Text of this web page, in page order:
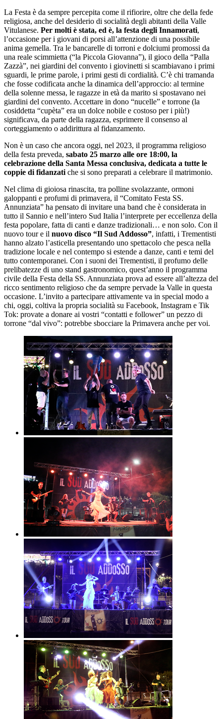
La Festa è da sempre percepita come il rifiorire, oltre che della fede
religiosa, anche del desiderio di socialità degli abitanti della Valle
Vitulanese. Per molti è stata, ed è, la festa degli Innamorati,
l’occasione per i giovani di porsi all’attenzione di una possibile
anima gemella. Tra le bancarelle di torroni e dolciumi promossi da
una reale scimmietta (“la Piccola Giovanna”), il gioco della “Palla
Zazzà”, nei giardini del convento i giovinetti si scambiavano i primi
sguardi, le prime parole, i primi gesti di cordialità. C’è chi tramanda
che fosse codificata anche la dinamica dell’approccio: al termine
della solenne messa, le ragazze in età da marito si spostavano nei
giardini del convento. Accettare in dono “nucelle” e torrone (la
cosiddetta “cupèta” era un dolce nobile e costoso per i più!)
significava, da parte della ragazza, esprimere il consenso al
corteggiamento o addirittura al fidanzamento.
Non è un caso che ancora oggi, nel 2023, il programma religioso
della festa preveda, sabato 25 marzo alle ore 18:00, la
celebrazione della Santa Messa conclusiva, dedicata a tutte le
coppie di fidanzati che si sono preparati a celebrare il matrimonio.
Nel clima di gioiosa rinascita, tra polline svolazzante, ormoni
galoppanti e profumi di primavera, il “Comitato Festa SS.
Annunziata” ha pensato di invitare una band che è considerata in
tutto il Sannio e nell’intero Sud Italia l’interprete per eccellenza della
festa popolare, fatta di canti e danze tradizionali… e non solo. Con il
nuovo tour e il nuovo disco “Il Sud Addosso”, infatti, i Trementisti
hanno alzato l’asticella presentando uno spettacolo che pesca nella
tradizione locale e nel contempo si estende a danze, canti e temi del
tutto contemporanei. Con i suoni dei Trementisti, il profumo delle
prelibatezze di uno stand gastronomico, quest’anno il programma
civile della Festa della SS. Annunziata prova ad essere all’altezza del
ricco sentimento religioso che da sempre pervade la Valle in questa
occasione. L’invito a partecipare attivamente va in special modo a
chi, oggi, coltiva la propria socialità su Facebook, Instagram e Tik
Tok: provate a donare ai vostri “contatti e follower” un pezzo di
torrone “dal vivo”: potrebbe sbocciare la Primavera anche per voi.